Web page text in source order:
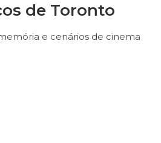
de Toronto
e cenários de cinema